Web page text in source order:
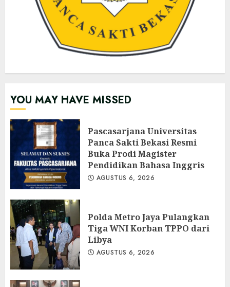
YOU MAY HAVE MISSED
Pascasarjana Universitas
Panca Sakti Bekasi Resmi
Buka Prodi Magister
Pendidikan Bahasa Inggris
AGUSTUS 6, 2026
Polda Metro Jaya Pulangkan
Tiga WNI Korban TPPO dari
Libya
AGUSTUS 6, 2026